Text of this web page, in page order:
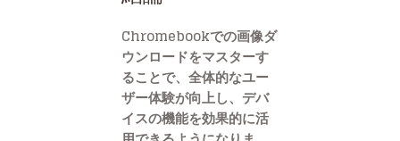
Chromebookでの画像ダ
ウンロードをマスターす
ることで、全体的なユー
ザー体験が向上し、デバ
イスの機能を効果的に活